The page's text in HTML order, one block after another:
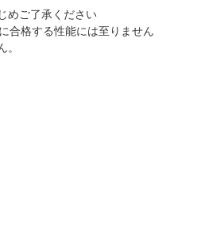
めご了承ください
合格する性能には至りません